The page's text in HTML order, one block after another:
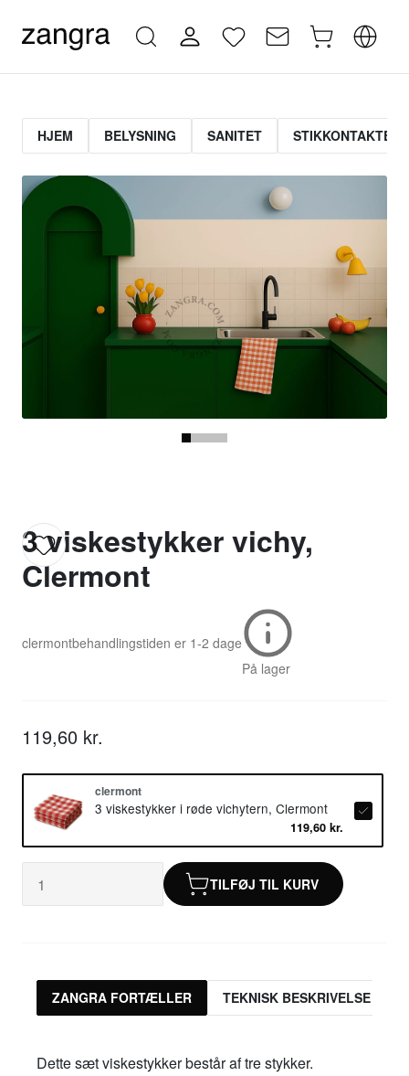
HJEM BELYSNING SANITET STIKKONTAKTER
3 viskestykker vichy,
Clermont
clermontbehandlingstiden er 1-2 dage
På lager
119,60 kr.
clermont
3 viskestykker i røde vichytern, Clermont
119,60 kr.
TILFØJ TIL KURV
ZANGRA FORTÆLLER TEKNISK BESKRIVELSE
Dette sæt viskestykker består af tre stykker.